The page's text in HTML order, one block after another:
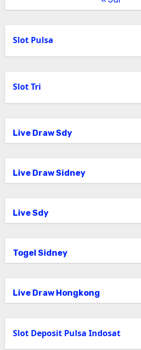
Slot Pulsa
Slot Tri
Live Draw Sdy
Live Draw Sidney
Live Sdy
Togel Sidney
Live Draw Hongkong
Slot Deposit Pulsa Indosat